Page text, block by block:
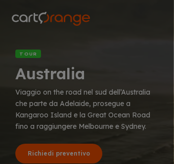
contenuto
TOUR
Australia
Viaggio on the road nel sud dell’Australia
che parte da Adelaide, prosegue a
Kangaroo Island e la Great Ocean Road
fino a raggiungere Melbourne e Sydney.
Richiedi preventivo